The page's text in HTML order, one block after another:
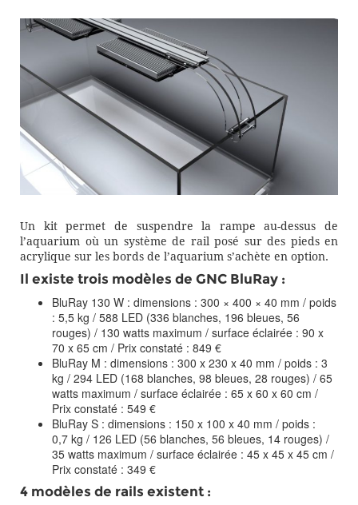
Un kit permet de suspendre la rampe au-dessus de
l’aquarium où un système de rail posé sur des pieds en
acrylique sur les bords de l’aquarium s’achète en option.
Il existe trois modèles de GNC BluRay :
BluRay 130 W : dimensions : 300 × 400 × 40 mm / poids
: 5,5 kg / 588 LED (336 blanches, 196 bleues, 56
rouges) / 130 watts maximum / surface éclairée : 90 x
70 x 65 cm / Prix constaté : 849 €
BluRay M : dimensions : 300 x 230 x 40 mm / poids : 3
kg / 294 LED (168 blanches, 98 bleues, 28 rouges) / 65
watts maximum / surface éclairée : 65 x 60 x 60 cm /
Prix constaté : 549 €
BluRay S : dimensions : 150 x 100 x 40 mm / poids :
0,7 kg / 126 LED (56 blanches, 56 bleues, 14 rouges) /
35 watts maximum / surface éclairée : 45 x 45 x 45 cm /
Prix constaté : 349 €
4 modèles de rails existent :